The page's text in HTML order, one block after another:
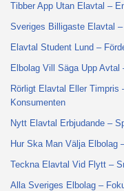
Tibber App Utan Elavtal –
Sveriges Billigaste Elavtal
Elavtal Student Lund –
Elbolag Vill Säga Upp
Rörligt Elavtal Eller Timpris
Konsumenten
Nytt Elavtal Erbjudande –
Hur Ska Man Välja Elbolag
Teckna Elavtal Vid Flytt –
Alla Sveriges Elbolag –